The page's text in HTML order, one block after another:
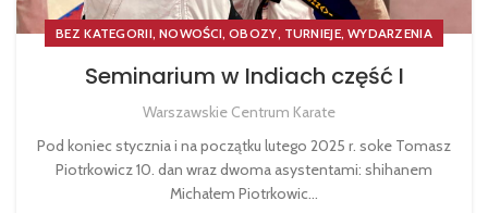
BEZ KATEGORII, NOWOŚCI,OBOZY, TURNIEJE, WYDARZENIA
Seminarium w Indiach część I
Warszawskie Centrum Karate
Pod koniec stycznia i na początku lutego 2025 r. soke Tomasz
Piotrkowicz 10. dan wraz dwoma asystentami: shihanem
Michałem Piotrkowic...